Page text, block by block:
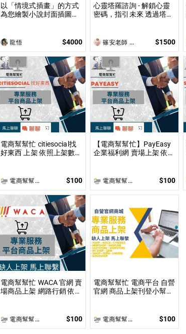
以「情境式插畫」的方式
為您繪製小說封面插圖或
畫法」繪製小說、漫畫封
面或彩色內頁插圖！
龍悟 $4000
心靈塔羅諮詢 - 解鎖心靈
密碼，指引未來 透過塔羅
揭開人生的答案與無限可
能！
篠安老師 Angel Yang $1500
電商幫幫忙 citiesocial找
好東西 上架 依照上架數量
電商幫幫忙(電商平台代營運/電商上架/運營策略/網路行銷) $100
【電商幫幫忙】PayEasy
企業福利網 賣場上架 依照
電商幫幫忙(電商平台代營運/電商上架/運營策略/網路行銷) $100
電商幫幫忙 WACA 官網 賣
場商品上架 網路行銷 依照
電商幫幫忙(電商平台代營運/電商上架/運營策略/網路行銷) $100
電商幫幫忙 電商平台 自營
官網 商品上架刊登小幫手
電商幫幫忙(電商平台代營運/電商上架/運營策略/網路行銷) $100